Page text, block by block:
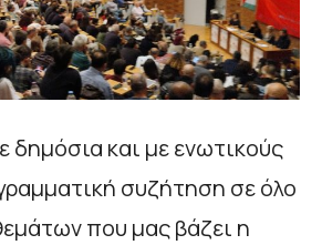
δημόσια και με ενωτικούς
συζήτηση σε όλο
που μας βάζει η